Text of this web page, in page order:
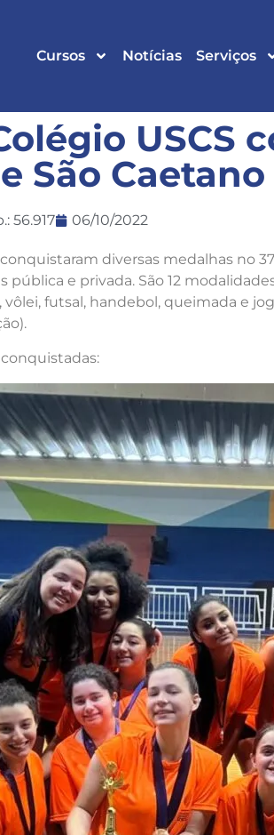
Cursos Notícias Serviços
USCS
São Caetano
56.917 06/10/2022
conquistaram diversas medalhas no
pública e privada. São 12
futsal, handebol, queimada e